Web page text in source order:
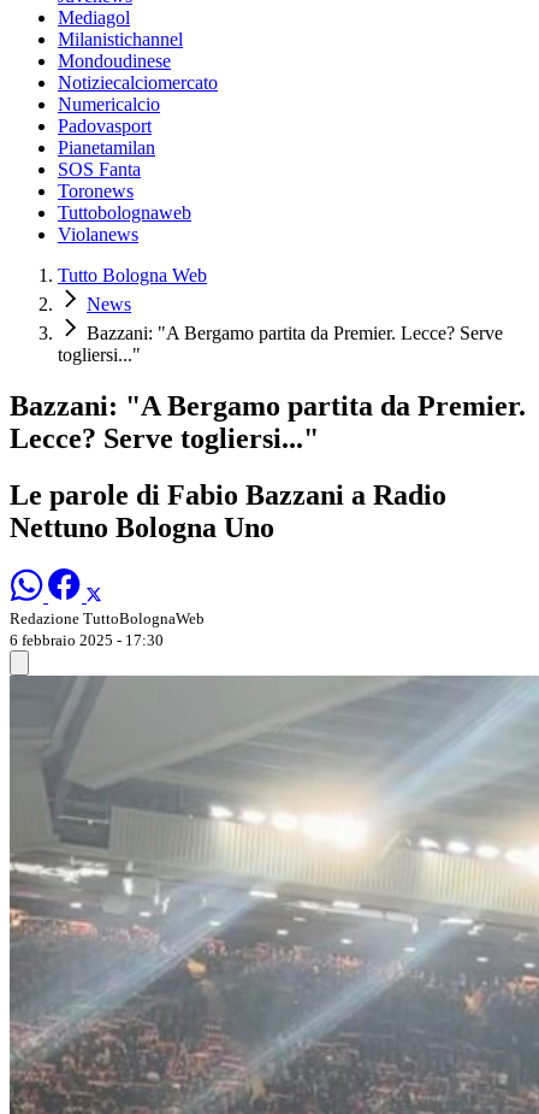
Mediagol
Milanistichannel
Mondoudinese
Notiziecalciomercato
Numericalcio
Padovasport
Pianetamilan
SOS Fanta
Toronews
Tuttobolognaweb
Violanews
Tutto Bologna Web
News
Bazzani: "A Bergamo partita da Premier. Lecce? Serve
togliersi..."
Bazzani: "A Bergamo partita da Premier.
Lecce? Serve togliersi..."
Le parole di Fabio Bazzani a Radio
Nettuno Bologna Uno
Redazione TuttoBolognaWeb
6 febbraio 2025 - 17:30